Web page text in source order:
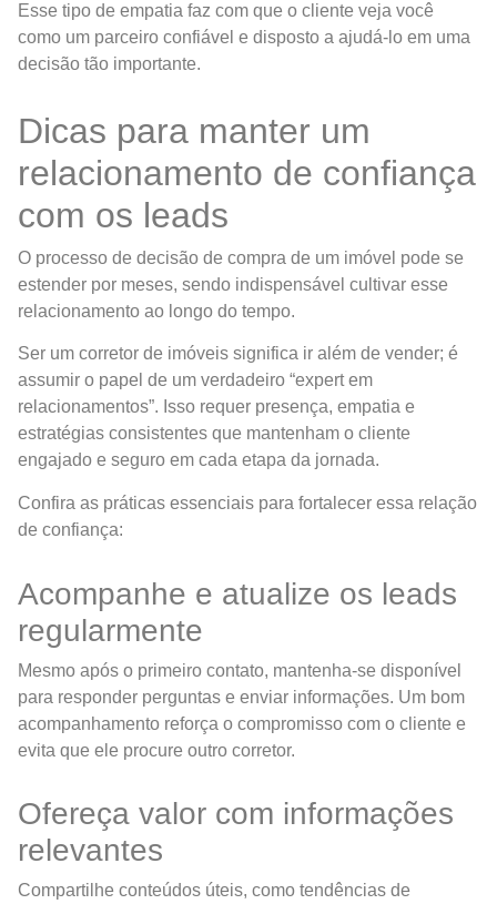
Esse tipo de empatia faz com que o cliente veja você
como um parceiro confiável e disposto a ajudá-lo em uma
decisão tão importante.
Dicas para manter um
relacionamento de confiança
com os leads
O processo de decisão de compra de um imóvel pode se
estender por meses, sendo indispensável cultivar esse
relacionamento ao longo do tempo.
Ser um corretor de imóveis significa ir além de vender; é
assumir o papel de um verdadeiro “expert em
relacionamentos”. Isso requer presença, empatia e
estratégias consistentes que mantenham o cliente
engajado e seguro em cada etapa da jornada.
Confira as práticas essenciais para fortalecer essa relação
de confiança:
Acompanhe e atualize os leads
regularmente
Mesmo após o primeiro contato, mantenha-se disponível
para responder perguntas e enviar informações. Um bom
acompanhamento reforça o compromisso com o cliente e
evita que ele procure outro corretor.
Ofereça valor com informações
relevantes
Compartilhe conteúdos úteis, como tendências de